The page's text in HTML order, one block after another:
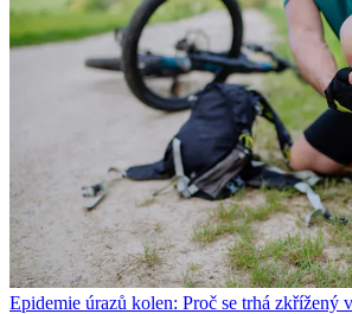
Epidemie úrazů kolen: Proč se trhá zkřížený